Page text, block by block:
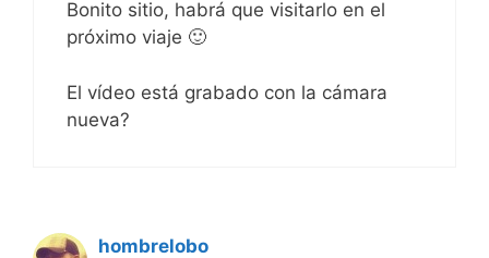
Bonito sitio, habrá que visitarlo en el
próximo viaje 🙂
El vídeo está grabado con la cámara
nueva?
hombrelobo